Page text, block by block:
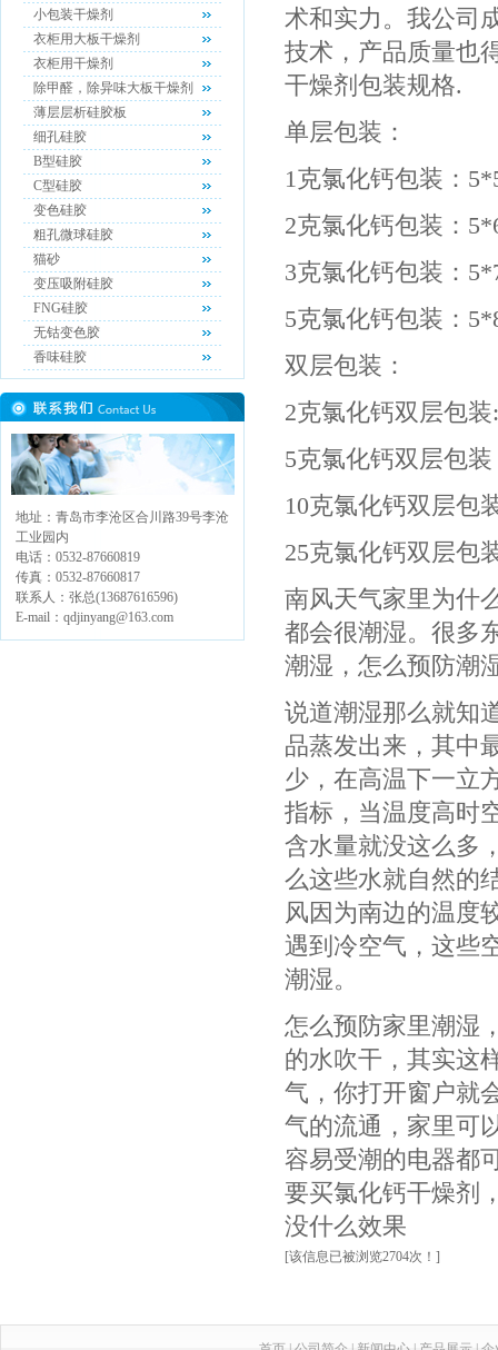
小包装干燥剂
衣柜用大板干燥剂
衣柜用干燥剂
除甲醛，除异味大板干燥剂
薄层层析硅胶板
细孔硅胶
B型硅胶
C型硅胶
变色硅胶
粗孔微球硅胶
猫砂
变压吸附硅胶
FNG硅胶
无钴变色胶
香味硅胶
地址：青岛市李沧区合川路39号李沧
工业园内
电话：0532-87660819
传真：0532-87660817
联系人：张总(13687616596)
E-mail：qdjinyang@163.com
术和实力。我公司
技术，产品质量也
干燥剂包装规格.
单层包装：
1克氯化钙包装：
2克氯化钙包装：
3克氯化钙包装：
5克氯化钙包装：
双层包装：
2克氯化钙双层包
5克氯化钙双层包
10克氯化钙双层包
25克氯化钙双层包
南风天气家里为什
都会很潮湿。很多
潮湿，怎么预防潮
说道潮湿那么就知
品蒸发出来，其中
少，在高温下一立
指标，当温度高时
含水量就没这么多
么这些水就自然的
风因为南边的温度
遇到冷空气，这些
潮湿。
怎么预防家里潮湿
的水吹干，其实这
气，你打开窗户就
气的流通，家里可
容易受潮的电器都
要买氯化钙干燥剂
没什么效果
[该信息已被浏览2704次！]